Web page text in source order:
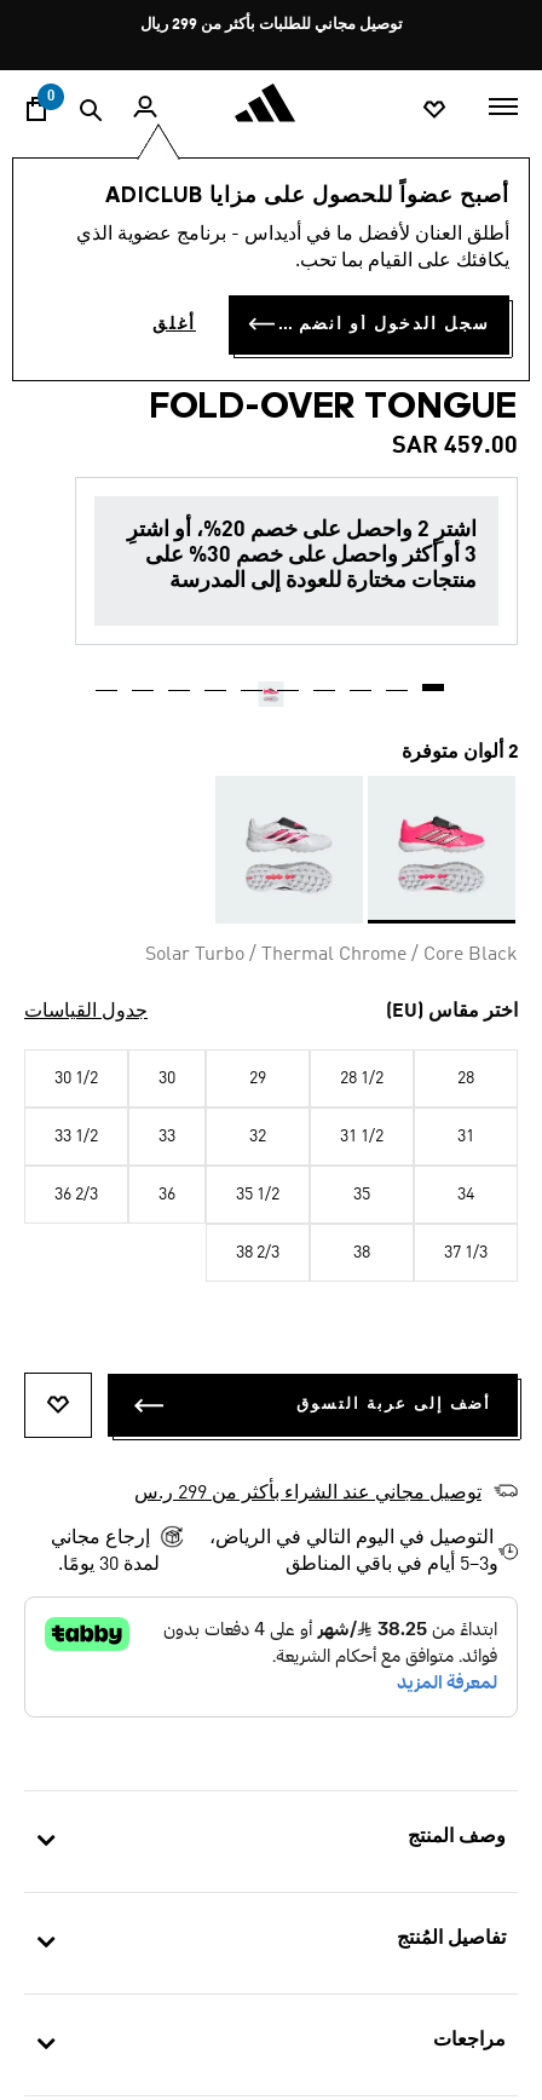
Pause
rotation
توصيل مجاني للطلبات بأكثر من 299 ريال
0
أصبح عضواً للحصول على مزايا ADICLUB
أطلق العنان لأفضل ما في أديداس - برنامج عضوية الذي
يكافئك على القيام بما تحب.
سجل الدخول أو انضم الآن أغلق
وصف المنتج
تفاصيل المُنتج
مراجعات
الأطفال أحذية
العودة إلى المدرسة 4.5 (2)
حذاء كرة قدم ملاعب الترتان
للأطفال PREDATOR LEAGUE
FOLD-OVER TONGUE
SAR 459.00
اشترِ 2 واحصل على خصم 20%، أو اشترِ
3 أو أكثر واحصل على خصم 30% على
منتجات مختارة للعودة إلى المدرسة
2 ألوان متوفرة
Solar Turbo / Thermal Chrome / Core Black
اختر مقاس (EU) جدول القياسات
28
28 1/2
29
30
30 1/2
31
31 1/2
32
33
33 1/2
34
35
35 1/2
36
36 2/3
37 1/3
38
38 2/3
أضف إلى عربة التسوق
توصيل مجاني عند الشراء بأكثر من 299 ر.س
التوصيل في اليوم التالي في الرياض،
و3–5 أيام في باقي المناطق
إرجاع مجاني
لمدة 30 يومًا.